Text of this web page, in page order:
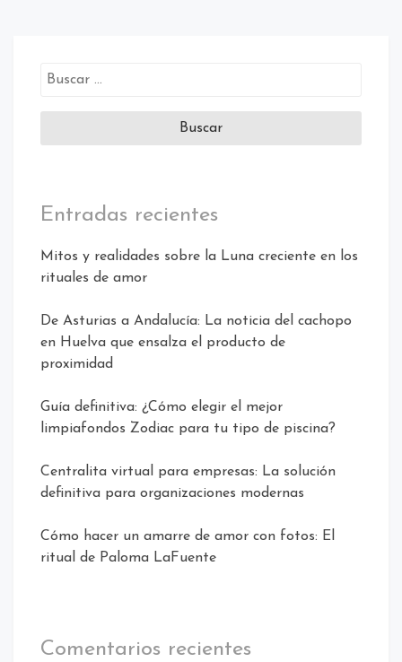
Buscar:
Entradas recientes
Mitos y realidades sobre la Luna creciente en los
rituales de amor
De Asturias a Andalucía: La noticia del cachopo
en Huelva que ensalza el producto de
proximidad
Guía definitiva: ¿Cómo elegir el mejor
limpiafondos Zodiac para tu tipo de piscina?
Centralita virtual para empresas: La solución
definitiva para organizaciones modernas
Cómo hacer un amarre de amor con fotos: El
ritual de Paloma LaFuente
Comentarios recientes